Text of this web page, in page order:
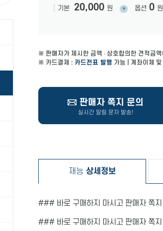
기본 20,000 원 + 옵션 0 원
※ 판매자가 제시한 금액 ∙ 상호합의한 견적금액
※ 카드결제 : 카드전표 발행 가능 | 계좌이체
판매자 쪽지 문의
실시간 알림 문자 발송!
재능상세정보
### 바로 구매하지 마시고 판매자 쪽
### 바로 구매하지 마시고 판매자 쪽